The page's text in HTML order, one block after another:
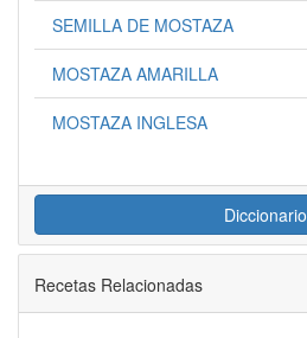
SEMILLA DE MOSTAZA
MOSTAZA AMARILLA
MOSTAZA INGLESA
Diccionario
Recetas Relacionadas